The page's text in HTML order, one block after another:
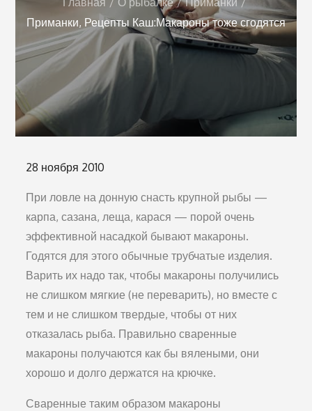
Приманки, Рецепты Каш:Макароны тоже сгодятся
Опубликовано
28 ноября 2010
При ловле на донную снасть крупной рыбы —
карпа, сазана, леща, карася — порой очень
эффективной насадкой бывают макароны.
Годятся для этого обычные трубчатые изделия.
Варить их надо так, чтобы макароны получились
не слишком мягкие (не переварить), но вместе с
тем и не слишком твердые, чтобы от них
отказалась рыба. Правильно сваренные
макароны получаются как бы вялеными, они
хорошо и долго держатся на крючке.
Сваренные таким образом макароны